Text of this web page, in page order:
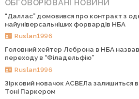
ОБГОВОРЮВАНІ НОВИНИ
“Даллас” домовився про контракт з
найуніверсальніших форвардів НБА
Ruslan1996
Головний хейтер Леброна в НБА
переходу в “Філадельфію”
Ruslan1996
Зірковий новачок АСВЕЛа залишиться
Тоні Паркером